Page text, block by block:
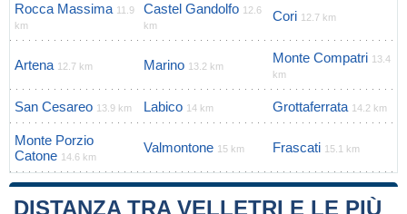
Rocca Massima 11.9
km
Castel Gandolfo 12.6
km
Cori 12.7 km
Artena 12.7 km Marino 13.2 km
Monte Compatri 13.4
km
San Cesareo 13.9 km Labico 14 km Grottaferrata 14.2 km
Monte Porzio
Catone 14.6 km
Valmontone 15 km Frascati 15.1 km
DISTANZA TRA VELLETRI E LE PIÙ